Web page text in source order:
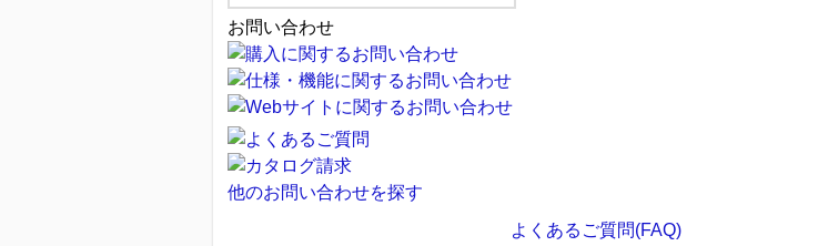
お問い合わせ
他のお問い合わせを探す
よくあるご質問(FAQ)